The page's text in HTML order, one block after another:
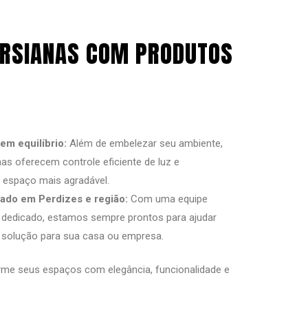
COM PRODUTOS
equilíbrio: Além de embelezar seu ambiente,
oferecem controle eficiente de luz e
mais agradável.
em Perdizes e região: Com uma equipe
estamos sempre prontos para ajudar
para sua casa ou empresa.
seus espaços com elegância, funcionalidade e